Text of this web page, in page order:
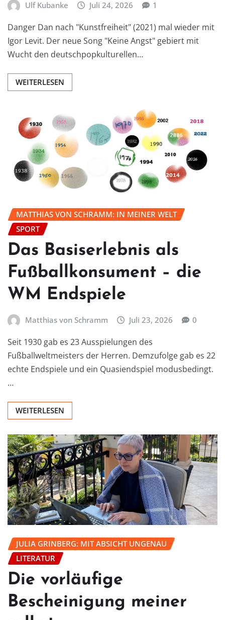
Ulf Kubanke Juli 24, 2026 1
Danger Dan nach "Kunstfreiheit" (2021) mal wieder mit
Igor Levit. Der neue Song "Keine Angst" gebiert mit
Wucht den deutschpopkulturellen…
WEITERLESEN
MATTHIAS VON SCHRAMM: IN MEINER WELT
SPORT
Das Basiserlebnis als
Fußballkonsument – die
WM Endspiele
Matthias von Schramm Juli 23, 2026 0
Seit 1930 gab es 23 Ausspielungen des
Fußballweltmeisters der Herren. Demzufolge gab es 22
echte Endspiele und ein Quasiendspiel modusbedingt.
…
WEITERLESEN
JULIA GRINBERG: MIT ABSICHT UNGENAU
LITERATUR
Die vorläufige
Bescheinigung meiner